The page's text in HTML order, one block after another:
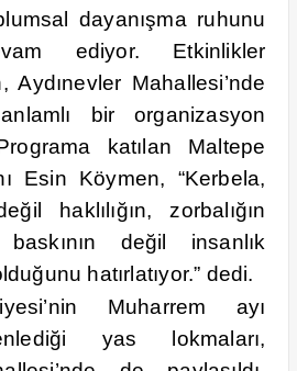
dayanışma ruhunu
ediyor. Etkinlikler
Aydınevler Mahallesi’nde
bir organizasyon
katılan Maltepe
Esin Köymen, “Kerbela,
haklılığın, zorbalığın
değil insanlık
hatırlatıyor.” dedi.
Muharrem ayı
yas lokmaları,